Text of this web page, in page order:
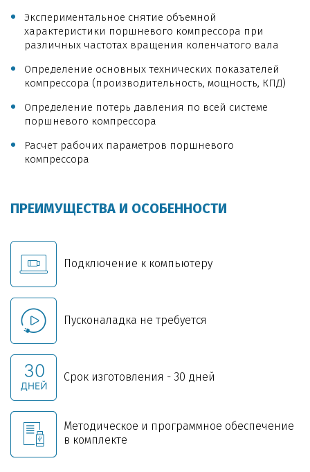
Экспериментальное снятие объемной
характеристики поршневого компрессора при
различных частотах вращения коленчатого вала
Определение основных технических показателей
компрессора (производительность, мощность, КПД)
Определение потерь давления по всей системе
поршневого компрессора
Расчет рабочих параметров поршневого
компрессора
ПРЕИМУЩЕСТВА И ОСОБЕННОСТИ
Подключение к компьютеру
Пусконаладка не требуется
Срок изготовления - 30 дней
Методическое и программное обеспечение
в комплекте